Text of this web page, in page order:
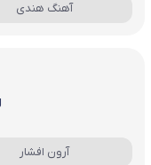
آهنگ هندی
آرون افشار